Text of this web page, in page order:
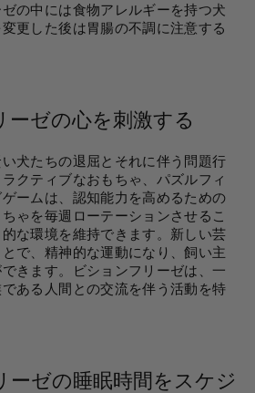
の中には食物アレルギーを持つ犬
更した後は胃腸の不調に注意する
ーゼの心を刺激する
犬たちの退屈とそれに伴う問題行
クティブなおもちゃ、パズルフィ
ームは、認知能力を高めるための
ゃを毎週ローテーションさせるこ
な環境を維持できます。新しい芸
で、精神的な運動になり、飼い主
きます。ビションフリーゼは、一
ある人間との交流を伴う活動を特
ーゼの睡眠時間をスケジ